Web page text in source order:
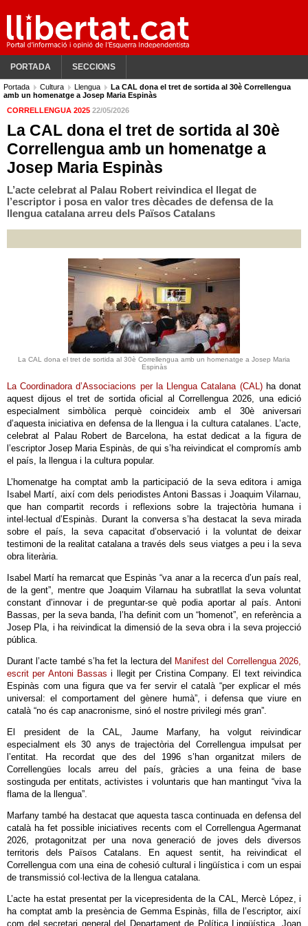
PORTADA SECCIONS
Portada Cultura Llengua
La CAL dona el tret de sortida al 30è Correllengua
amb un homenatge a Josep Maria Espinàs
CORRELLENGUA 2025 22/05/2026
La CAL dona el tret de sortida al 30è
Correllengua amb un homenatge a
Josep Maria Espinàs
L’acte celebrat al Palau Robert reivindica el llegat de
l’escriptor i posa en valor tres dècades de defensa de la
llengua catalana arreu dels Països Catalans
La CAL dona el tret de sortida al 30è Correllengua amb un homenatge a Josep Maria
Espinàs
La Coordinadora d’Associacions per la Llengua Catalana (CAL)ha donat
aquest dijous el tret de sortida oficial al Correllengua 2026, una edició
especialment simbòlica perquè coincideix amb el 30è aniversari
d’aquesta iniciativa en defensa de la llengua i la cultura catalanes. L’acte,
celebrat al Palau Robert de Barcelona, ha estat dedicat a la figura de
l’escriptor Josep Maria Espinàs, de qui s’ha reivindicat el compromís amb
el país, la llengua i la cultura popular.
L’homenatge ha comptat amb la participació de la seva editora i amiga
Isabel Martí, així com dels periodistes Antoni Bassas i Joaquim Vilarnau,
que han compartit records i reflexions sobre la trajectòria humana i
intel·lectual d’Espinàs. Durant la conversa s’ha destacat la seva mirada
sobre el país, la seva capacitat d’observació i la voluntat de deixar
testimoni de la realitat catalana a través dels seus viatges a peu i la seva
obra literària.
Isabel Martí ha remarcat que Espinàs “va anar a la recerca d’un país real,
de la gent”, mentre que Joaquim Vilarnau ha subratllat la seva voluntat
constant d’innovar i de preguntar-se què podia aportar al país. Antoni
Bassas, per la seva banda, l’ha definit com un “homenot”, en referència a
Josep Pla, i ha reivindicat la dimensió de la seva obra i la seva projecció
pública.
Durant l’acte també s’ha fet la lectura del Manifest del Correllengua 2026,
escrit per Antoni Bassas i llegit per Cristina Company. El text reivindica
Espinàs com una figura que va fer servir el català “per explicar el més
universal: el comportament del gènere humà”, i defensa que viure en
català “no és cap anacronisme, sinó el nostre privilegi més gran”.
El president de la CAL, Jaume Marfany, ha volgut reivindicar
especialment els 30 anys de trajectòria del Correllengua impulsat per
l’entitat. Ha recordat que des del 1996 s’han organitzat milers de
Correllengües locals arreu del país, gràcies a una feina de base
sostinguda per entitats, activistes i voluntaris que han mantingut “viva la
flama de la llengua”.
Marfany també ha destacat que aquesta tasca continuada en defensa del
català ha fet possible iniciatives recents com el Correllengua Agermanat
2026, protagonitzat per una nova generació de joves dels diversos
territoris dels Països Catalans. En aquest sentit, ha reivindicat el
Correllengua com una eina de cohesió cultural i lingüística i com un espai
de transmissió col·lectiva de la llengua catalana.
L’acte ha estat presentat per la vicepresidenta de la CAL, Mercè López, i
ha comptat amb la presència de Gemma Espinàs, filla de l’escriptor, així
com del secretari general del Departament de Política Lingüística, Joan